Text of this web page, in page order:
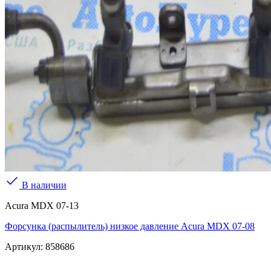
В наличии
Acura MDX 07-13
Форсунка (распылитель) низкое давление Acura MDX 07-08
Артикул: 858686